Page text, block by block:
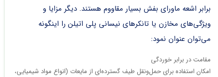
برابر اشعه ماورای بفش بسیار مقاووم هستند. دیگر مزایا و
ویژگی‌های مخازن یا تانکرهای نیسانی پلی اتیلن را اینگونه
می‌توان عنوان نمود:
مقامت در برابر خوردگی
امکان استفاده برای حمل‌ونقل طیف گسترده‌ای از مایعات (انواع مواد شیمیایی،